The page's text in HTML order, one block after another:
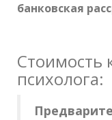
банковская
Стоимость
психолога: